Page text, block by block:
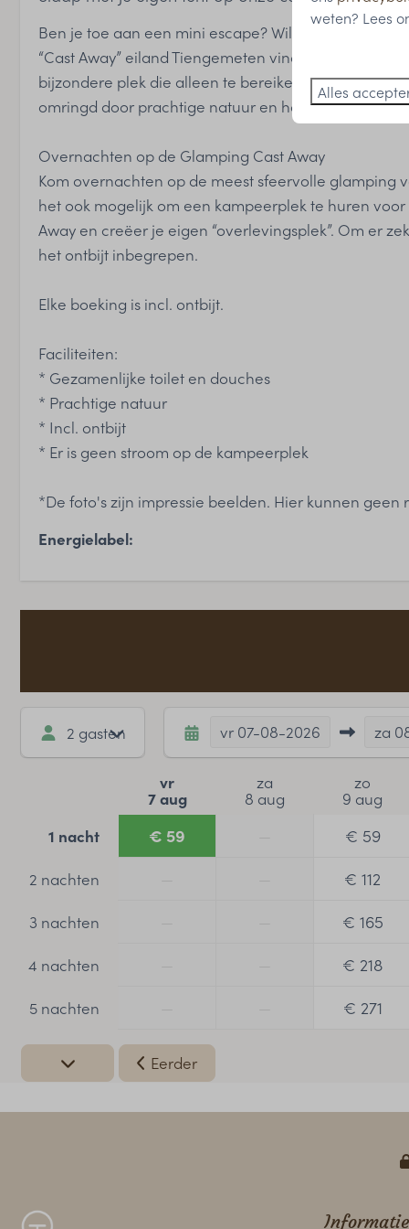
Ben je toe aan een mini escape? Wil je er even
“Cast Away” eiland Tiengemeten vind je het meest
bijzondere plek die alleen te bereiken is met een
omringd door prachtige natuur en honderden
Overnachten op de Glamping Cast Away
Kom overnachten op de meest sfeervolle glamping
het ook mogelijk om een kampeerplek te huren
Away en creëer je eigen “overlevingsplek”. Om er
het ontbijt inbegrepen.
Elke boeking is incl. ontbijt.
Faciliteiten:
* Gezamenlijke toilet en douches
* Prachtige natuur
* Incl. ontbijt
* Er is geen stroom op de kampeerplek
*De foto's zijn impressie beelden. Hier kunnen
Energielabel:
2 gasten vr 07-08-2026 za
vr
7 aug
za
8 aug
zo
9 aug
1 nacht
€ 59 € 59
2 nachten € 112
3 nachten € 165
4 nachten € 218
5 nachten € 271
Eerder
Informatie
weten? Lees
Alles